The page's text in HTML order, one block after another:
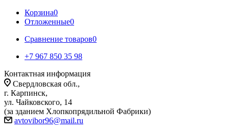
Корзина0
Отложенные0
Сравнение товаров0
+7 967 850 35 98
Контактная информация
Свердловская обл.,
г. Карпинск,
ул. Чайковского, 14
(за зданием Хлопкопрядильной Фабрики)
avtovibor96@mail.ru